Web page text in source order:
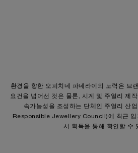
환경을 향한 오피치네 파네라이의 노력은 브
요건을 넘어선 것은 물론, 시계 및 주얼리 제
속가능성을 조성하는 단체인 주얼리 산
Responsible Jewellery Council)에 최근 입
서 획득을 통해 확인할 수